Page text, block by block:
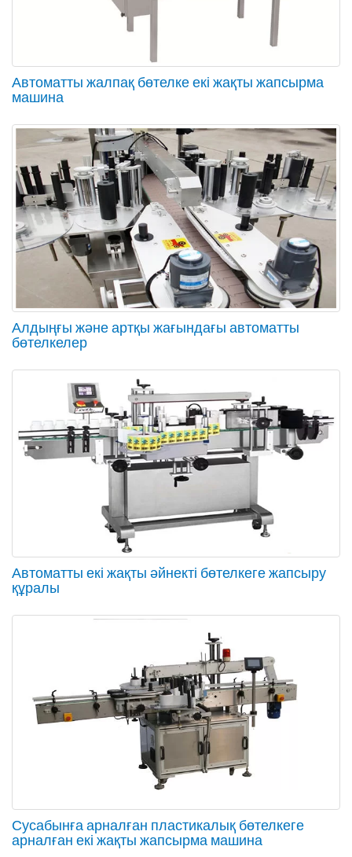
Автоматты жалпақ бөтелке екі жақты жапсырма
машина
Алдыңғы және артқы жағындағы автоматты
бөтелкелер
Автоматты екі жақты әйнекті бөтелкеге жапсыру
құралы
Сусабынға арналған пластикалық бөтелкеге
арналған екі жақты жапсырма машина